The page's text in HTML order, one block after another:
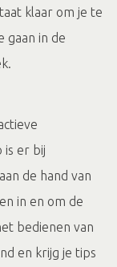
klaar om je te
gaan in de
is er bij
de hand van
in en om de
bedienen van
en krijg je tips